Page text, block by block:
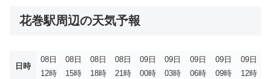
花巻駅周辺の天気予報
日時
08日
12時
08日
15時
08日
18時
08日
21時
09日
00時
09日
03時
09日
06時
09日
09時
09日
12時